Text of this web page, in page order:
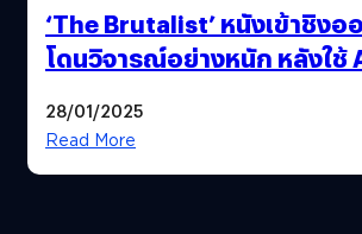
‘The Brutalist’ หนังเข้าชิงอ
โดนวิจารณ์อย่างหนัก หลังใช้
28/01/2025
Read More